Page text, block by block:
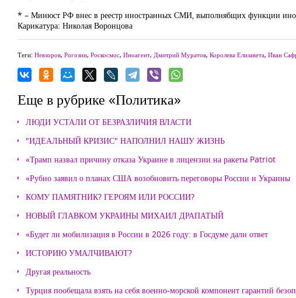
* – Минюст РФ внес в реестр иностранных СМИ, выполнябщих функции
Карикатура: Николая Воронцова
Теги: Невзоров, Рогозин, Роскосмос, Иноагент, Дмитрий Муратов, Королева Елизавета, Иван
Еще в рубрике «Политика»
ЛЮДИ УСТАЛИ ОТ БЕЗРАЗЛИЧИЯ ВЛАСТИ
"ИДЕАЛЬНЫЙ КРИЗИС" НАПОЛНИЛ НАШУ ЖИЗНЬ
«Трамп назвал причину отказа Украине в лицензии на ракеты Patriot
«Рубио заявил о планах США возобновить переговоры России и Украины
КОМУ ПАМЯТНИК? ГЕРОЯМ ИЛИ РОССИИ?
НОВЫЙ ГЛАВКОМ УКРАИНЫ МИХАИЛ ДРАПАТЫЙ
«Будет ли мобилизация в России в 2026 году: в Госдуме дали ответ
ИСТОРИЮ УМАЛЧИВАЮТ?
Другая реальность
Турция пообещала взять на себя военно-морской компонент гарантий